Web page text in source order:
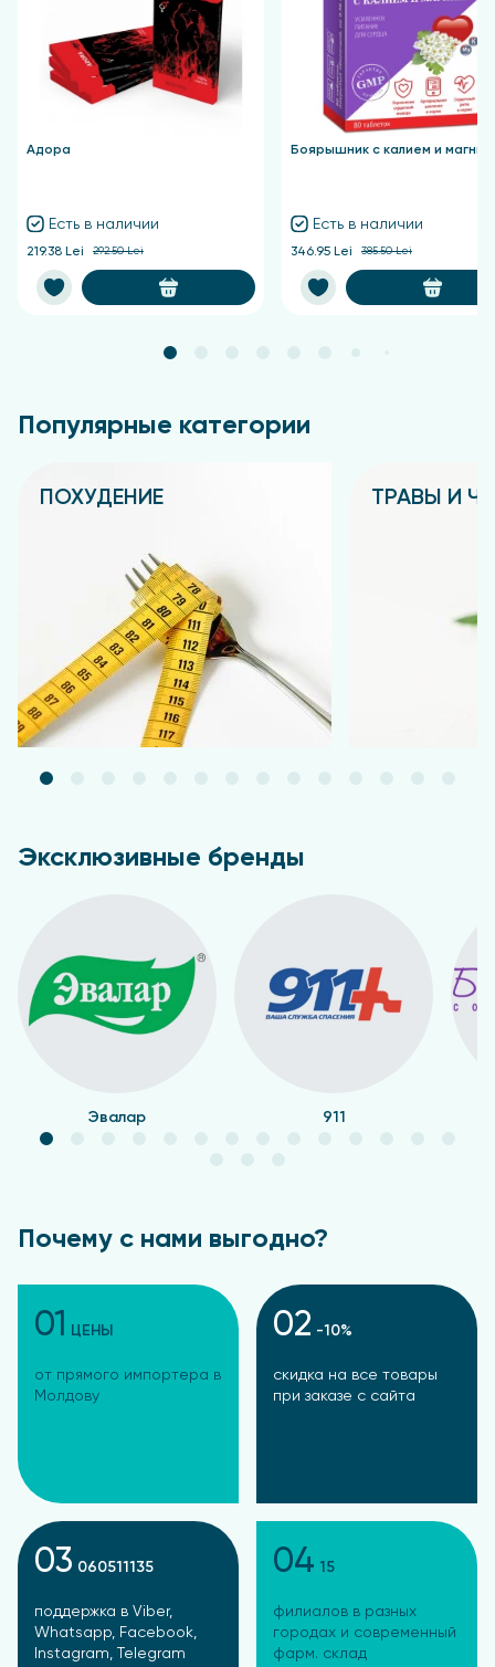
77510, CI 42090, CI 77742, CI 77007, CI 77288, CI
47005:1, CI 77266).
Адора
Есть в наличии
219.38 Lei 292.50 Lei
Боярышник с калием и
Есть в наличии
346.95 Lei 385.50 Lei
Популярные категории
ПОХУДЕНИЕ ТРАВЫ И
Эксклюзивные бренды
Эвалар 911
Почему с нами выгодно?
01 ЦЕНЫ
от прямого импортера в
Молдову
02 -10%
скидка на все товары
при заказе с сайта
03 060511135
поддержка в Viber,
Whatsapp, Facebook,
Instagram, Telegram
04 15
филиалов в разных
городах и современный
фарм. склад